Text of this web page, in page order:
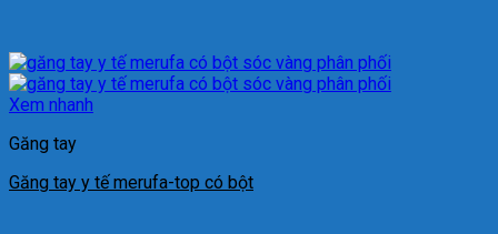
Xem nhanh
Găng tay
Găng tay y tế merufa-top có bột